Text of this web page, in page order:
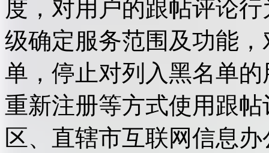
度，对用户的跟帖评论
级确定服务范围及功能
单，停止对列入黑名单
重新注册等方式使用跟
区、直辖市互联网信息